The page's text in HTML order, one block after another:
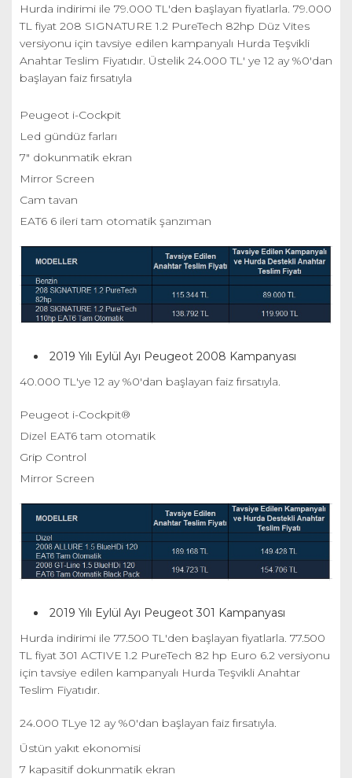
Hurda indirimi ile 79.000 TL'den başlayan fiyatlarla. 79.000
TL fiyat 208 SIGNATURE 1.2 PureTech 82hp Düz Vites
versiyonu için tavsiye edilen kampanyalı Hurda Teşvikli
Anahtar Teslim Fiyatıdır. Üstelik 24.000 TL' ye 12 ay %0'dan
başlayan faiz fırsatıyla
Peugeot i-Cockpit
Led gündüz farları
7" dokunmatik ekran
Mirror Screen
Cam tavan
EAT6 6 ileri tam otomatik şanzıman
2019 Yılı Eylül Ayı Peugeot 2008 Kampanyası
40.000 TL'ye 12 ay %0'dan başlayan faiz fırsatıyla.
Peugeot i-Cockpit®
Dizel EAT6 tam otomatik
Grip Control
Mirror Screen
2019 Yılı Eylül Ayı Peugeot 301 Kampanyası
Hurda indirimi ile 77.500 TL'den başlayan fiyatlarla. 77.500
TL fiyat 301 ACTIVE 1.2 PureTech 82 hp Euro 6.2 versiyonu
için tavsiye edilen kampanyalı Hurda Teşvikli Anahtar
Teslim Fiyatıdır.
24.000 TLye 12 ay %0'dan başlayan faiz fırsatıyla.
Üstün yakıt ekonomisi
7 kapasitif dokunmatik ekran